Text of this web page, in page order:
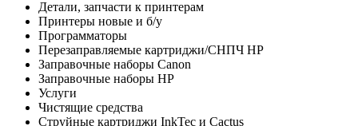
Детали, запчасти к принтерам
Принтеры новые и б/у
Программаторы
Перезаправляемые картриджи/СНПЧ HP
Заправочные наборы Canon
Заправочные наборы HP
Услуги
Чистящие средства
Струйные картриджи InkTec и Cactus